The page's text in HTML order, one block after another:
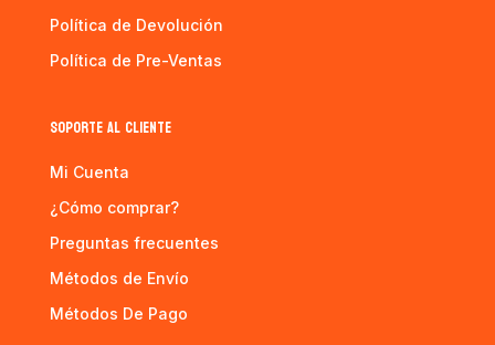
Política de Devolución
Política de Pre-Ventas
SOPORTE AL CLIENTE
Mi Cuenta
¿Cómo comprar?
Preguntas frecuentes
Métodos de Envío
Métodos De Pago